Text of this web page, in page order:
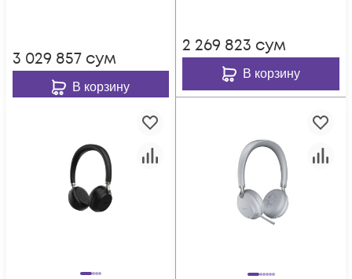
3 029 857 сум
В корзину
2 269 823 сум
В корзину